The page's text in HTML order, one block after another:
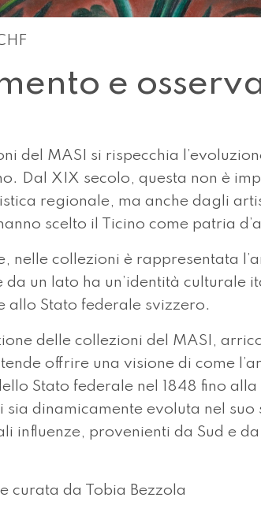
e
del MASI si rispecchia
Dal XIX secolo, questa non è
regionale, ma anche dagli
scelto il Ticino come patria
nelle collezioni è rappresentata
da un lato ha un’identità culturale
allo Stato federale svizzero.
delle collezioni del MASI,
offrire una visione di come
Stato federale nel 1848 fino
sia dinamicamente evoluta nel
influenze, provenienti da Sud e
curata da Tobia Bezzola